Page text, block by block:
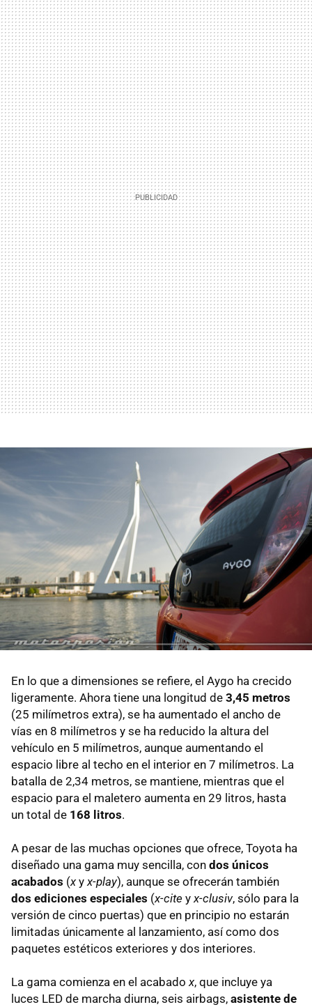
En lo que a dimensiones se refiere, el Aygo ha crecido
ligeramente. Ahora tiene una longitud de 3,45 metros
(25 milímetros extra), se ha aumentado el ancho de
vías en 8 milímetros y se ha reducido la altura del
vehículo en 5 milímetros, aunque aumentando el
espacio libre al techo en el interior en 7 milímetros. La
batalla de 2,34 metros, se mantiene, mientras que el
espacio para el maletero aumenta en 29 litros, hasta
un total de 168 litros.
A pesar de las muchas opciones que ofrece, Toyota ha
diseñado una gama muy sencilla, con dos únicos
acabados (xy x-play), aunque se ofrecerán también
dos ediciones especiales (x-cite y x-clusiv, sólo para la
versión de cinco puertas) que en principio no estarán
limitadas únicamente al lanzamiento, así como dos
paquetes estéticos exteriores y dos interiores.
La gama comienza en el acabado x, que incluye ya
luces LED de marcha diurna, seis airbags, asistente de